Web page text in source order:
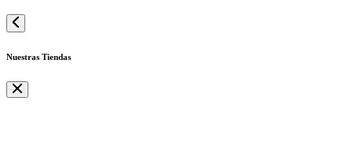
Nuestras Tiendas